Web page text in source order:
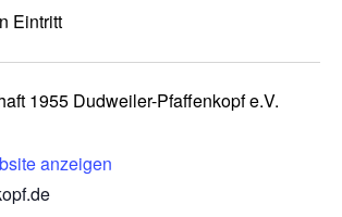
Eintritt
1955 Dudweiler-Pfaffenkopf e.V.
anzeigen